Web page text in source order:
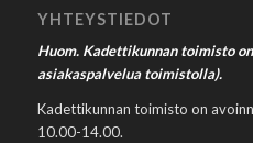
YHTEYSTIEDOT
Huom. Kadettikunnan toimisto
asiakaspalvelua toimistolla).
Kadettikunnan toimisto on
10.00-14.00.